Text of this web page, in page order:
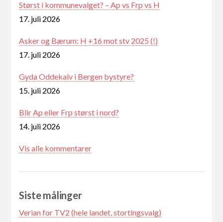
Størst i kommunevalget? – Ap vs Frp vs H
17. juli 2026
Asker og Bærum: H +16 mot stv 2025 (!)
17. juli 2026
Gyda Oddekalv i Bergen bystyre?
15. juli 2026
Blir Ap eller Frp størst i nord?
14. juli 2026
Vis alle kommentarer
Siste målinger
Verian for TV2 (hele landet, stortingsvalg)